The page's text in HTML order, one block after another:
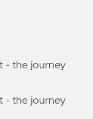
- the journey
- the journey